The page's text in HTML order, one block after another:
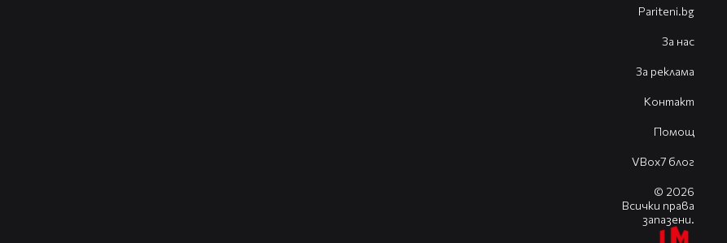
Pariteni.bg
За нас
За реклама
Контакт
Помощ
VBox7 блог
© 2026
Всички права
запазени.